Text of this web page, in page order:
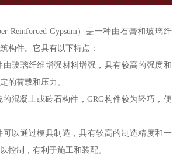
Reinforced Gypsum）是一种由石膏和玻璃纤
构件。它具有以下特点：
由玻璃纤维增强材料增强，具有较高的强度和
的荷载和压力。
混凝土或砖石构件，GRG构件较为轻巧，便
可以通过模具制造，具有较高的制造精度和一
控制，有利于施工和装配。